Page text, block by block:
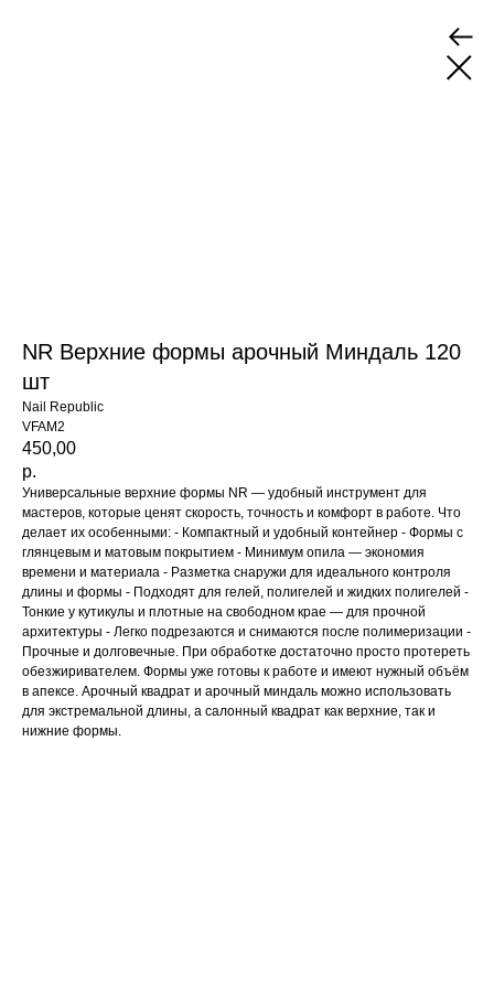
NR Верхние формы арочный Миндаль 120
шт
Nail Republic
VFAM2
450,00
р.
Универсальные верхние формы NR — удобный инструмент для
мастеров, которые ценят скорость, точность и комфорт в работе. Что
делает их особенными: - Компактный и удобный контейнер - Формы с
глянцевым и матовым покрытием - Минимум опила — экономия
времени и материала - Разметка снаружи для идеального контроля
длины и формы - Подходят для гелей, полигелей и жидких полигелей -
Тонкие у кутикулы и плотные на свободном крае — для прочной
архитектуры - Легко подрезаются и снимаются после полимеризации -
Прочные и долговечные. При обработке достаточно просто протереть
обезжиривателем. Формы уже готовы к работе и имеют нужный объём
в апексе. Арочный квадрат и арочный миндаль можно использовать
для экстремальной длины, а салонный квадрат как верхние, так и
нижние формы.